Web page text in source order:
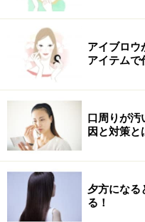
40代のまとめ髪に！大
※記事内容は執筆時点のもの
【編集部おすすめの購入サイ
Amazonで人気の
楽天市場で人気の
アイブロウ
アイテムで
口周りが汚
因と対策と
夕方にな
る！